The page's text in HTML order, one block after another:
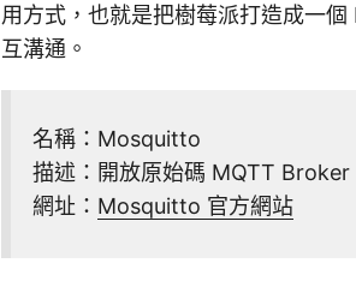
用方式，也就是把樹莓派打造成一
互溝通。
名稱：Mosquitto
描述：開放原始碼 MQTT Broker
網址： Mosquitto 官方網站